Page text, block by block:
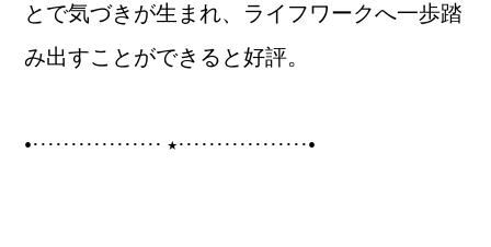
とで気づきが生まれ、ライフワークへ一歩踏
み出すことができると好評。
•················· ⭑·················•